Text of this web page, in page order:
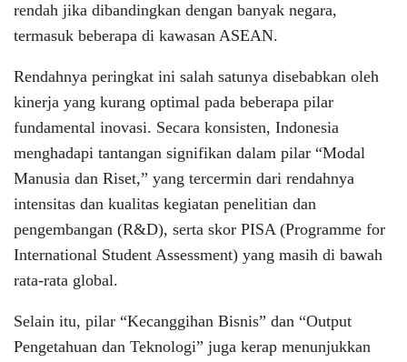
rendah jika dibandingkan dengan banyak negara,
termasuk beberapa di kawasan ASEAN.
Rendahnya peringkat ini salah satunya disebabkan oleh
kinerja yang kurang optimal pada beberapa pilar
fundamental inovasi. Secara konsisten, Indonesia
menghadapi tantangan signifikan dalam pilar “Modal
Manusia dan Riset,” yang tercermin dari rendahnya
intensitas dan kualitas kegiatan penelitian dan
pengembangan (R&D), serta skor PISA (Programme for
International Student Assessment) yang masih di bawah
rata-rata global.
Selain itu, pilar “Kecanggihan Bisnis” dan “Output
Pengetahuan dan Teknologi” juga kerap menunjukkan